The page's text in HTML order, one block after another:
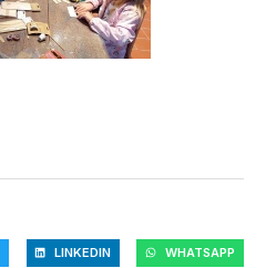
LINKEDIN WHATSAPP